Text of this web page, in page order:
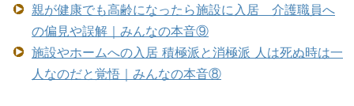
親が健康でも高齢になったら施設に入居 介護職員へ
の偏見や誤解｜みんなの本音⑨
施設やホームへの入居 積極派と消極派 人は死ぬ時は一
人なのだと覚悟｜みんなの本音⑧